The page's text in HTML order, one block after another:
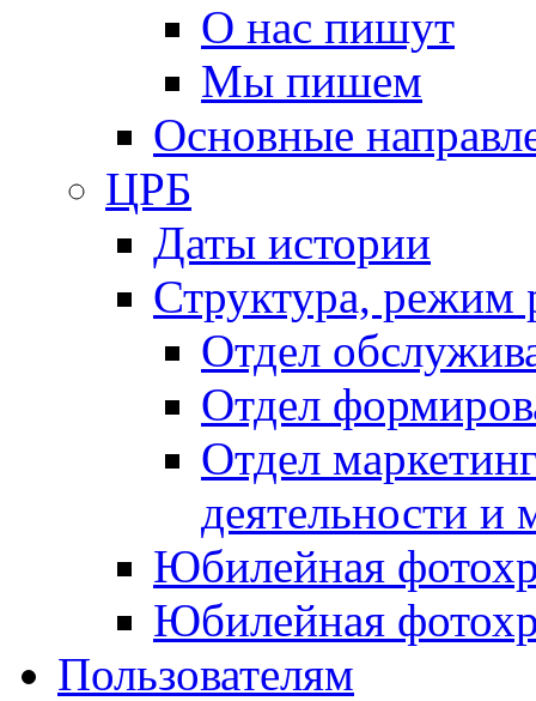
О нас пишут
Мы пишем
Основные
ЦРБ
Даты истории
Структура, режим
Отдел
Отдел
Отдел
деятельности и
Юбилейная
Юбилейная
Пользователям